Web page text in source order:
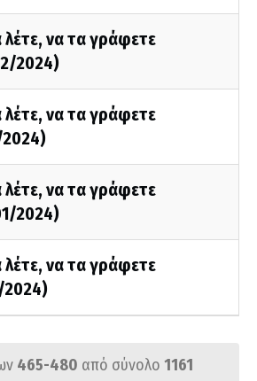
λέτε, να τα γράφετε
2024)
λέτε, να τα γράφετε
λέτε, να τα γράφετε
2024)
λέτε, να τα γράφετε
465-480 από σύνολο 1161